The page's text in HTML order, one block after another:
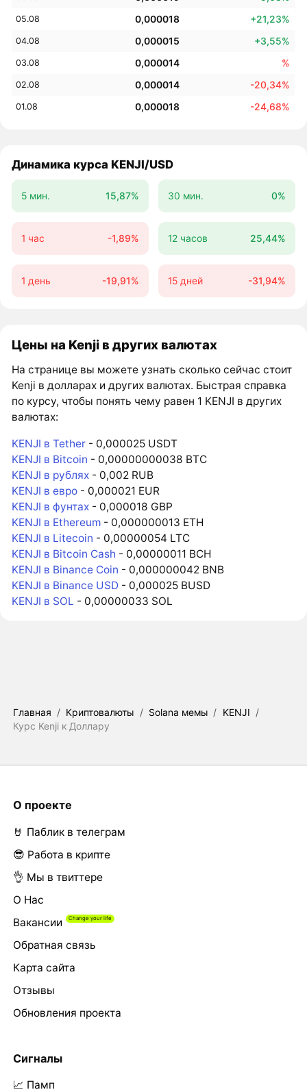
05.08 0,000018 +21,23%
04.08 0,000015 +3,55%
03.08 0,000014 %
02.08 0,000014 -20,34%
01.08 0,000018 -24,68%
Динамика курса KENJI/USD
5 мин. 15,87% 30 мин. 0%
1 час -1,89% 12 часов 25,44%
1 день -19,91% 15 дней -31,94%
Цены на Kenji в других валютах
На странице вы можете узнать сколько сейчас стоит
Kenji в долларах и других валютах. Быстрая справка
по курсу, чтобы понять чему равен 1 KENJI в других
валютах:
KENJI в Tether - 0,000025 USDT
KENJI в Bitcoin - 0,00000000038 BTC
KENJI в рублях - 0,002 RUB
KENJI в евро - 0,000021 EUR
KENJI в фунтах - 0,000018 GBP
KENJI в Ethereum - 0,000000013 ETH
KENJI в Litecoin - 0,00000054 LTC
KENJI в Bitcoin Cash - 0,00000011 BCH
KENJI в Binance Coin - 0,000000042 BNB
KENJI в Binance USD - 0,000025 BUSD
KENJI в SOL - 0,00000033 SOL
Главная / Криптовалюты / Solana мемы / KENJI /
Курс Kenji к Доллару
О проекте
🤘 Паблик в телеграм
😎 Работа в крипте
👌 Мы в твиттере
О Нас
Вакансии
Обратная связь
Карта сайта
Отзывы
Обновления проекта
Сигналы
📈 Памп